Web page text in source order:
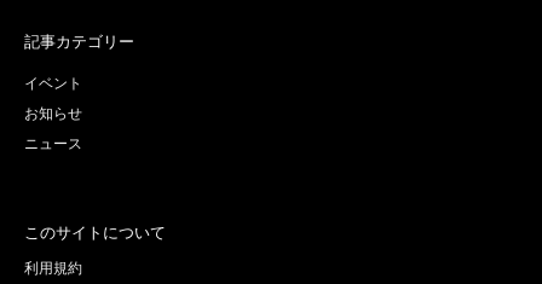
記事カテゴリー
イベント
お知らせ
ニュース
このサイトについて
利用規約